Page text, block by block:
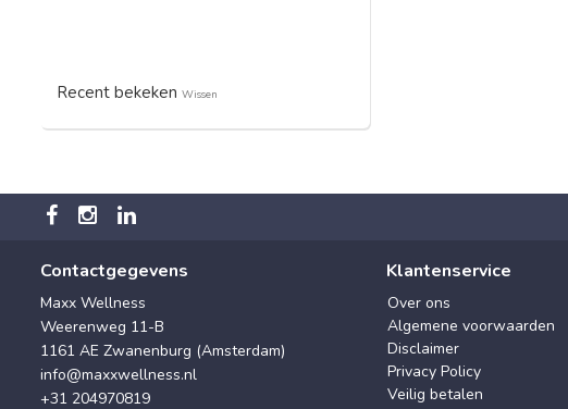
Recent bekeken Wissen
Contactgegevens
Maxx Wellness
Weerenweg 11-B
1161 AE Zwanenburg (Amsterdam)
info@maxxwellness.nl
+31 204970819
Klantenservice
Over ons
Algemene voorwaarden
Disclaimer
Privacy Policy
Veilig betalen